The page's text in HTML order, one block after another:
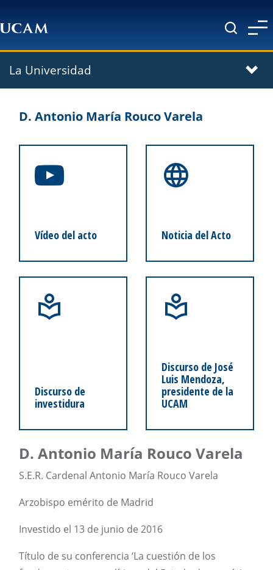
La Universidad
D. Antonio María Rouco Varela
Vídeo del acto Noticia del Acto
Discurso de
investidura
Discurso de José
Luis Mendoza,
presidente de la
UCAM
D. Antonio María Rouco Varela
S.E.R. Cardenal Antonio María Rouco Varela
Arzobispo emérito de Madrid
Investido el 13 de junio de 2016
Título de su conferencia ‘La cuestión de los